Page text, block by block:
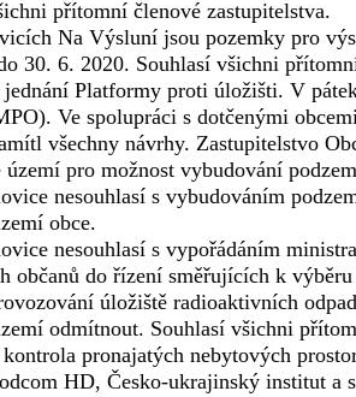
přítomní členové zastupitelstva.
Na Výsluní jsou pozemky pro
30. 6. 2020. Souhlasí všichni
jednání Platformy proti úložišti. V
Ve spolupráci s dotčenými
všechny návrhy. Zastupitelstvo
území pro možnost vybudování
nesouhlasí s vybudováním
obce.
nesouhlasí s vypořádáním
občanů do řízení směřujících k
úložiště radioaktivních
odmítnout. Souhlasí všichni
kontrola pronajatých nebytových
HD, Česko-ukrajinský institut a